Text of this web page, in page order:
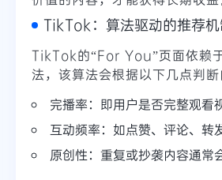
TikTok：算法驱动的推荐机
TikTok的“For You”页面依赖
法，该算法会根据以下几点判断
完播率：即用户是否完整观看
互动频率：如点赞、评论、转
原创性：重复或抄袭内容通常